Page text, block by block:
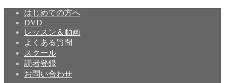
はじめての方へ
DVD
レッスン＆動画
よくある質問
スクール
読者登録
お問い合わせ